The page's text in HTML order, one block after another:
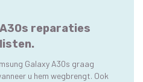
reparaties
Galaxy A30s graag
u hem wegbrengt. Ook